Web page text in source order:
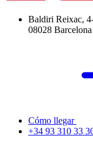
Baldiri Reixac,
08028 Barcelona
Cómo llegar
+34 93 310 33